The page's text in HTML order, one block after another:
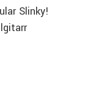
Slinky!